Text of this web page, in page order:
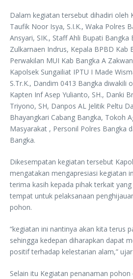
Dalam kegiatan tersebut dihadiri oleh
Taufik Noor Isya, S.I.K., Waka Polres
Ansyari, SIK., Staff Ahli Bupati Bangka
Zulkarnaen Indrus, Kepala BPBD Kab
Perwakilan MUI Kab Bangka A
Kapolsek Sungailiat IPTU I Made
S.Tr.K., Dandim 0413 Bangka diwakili
Kapten Inf Asep Yulianto, SH., Danki
Triyono, SH, Danpos AL Jelitik Peltu
Bhayangkari Cabang Bangka, Tokoh
Masyarakat , Personil Polres Bangka
Bangka.
Dikesempatan kegiatan tersebut
mengatakan mengapresiasi kegiatan
terima kasih kepada pihak terkait
tempat untuk pelaksanaan
pohon.
“kegiatan ini nantinya akan kita terus
sehingga kedepan diharapkan dapat
positif terhadap kelestarian alam,”
Selain itu Kegiatan penanaman